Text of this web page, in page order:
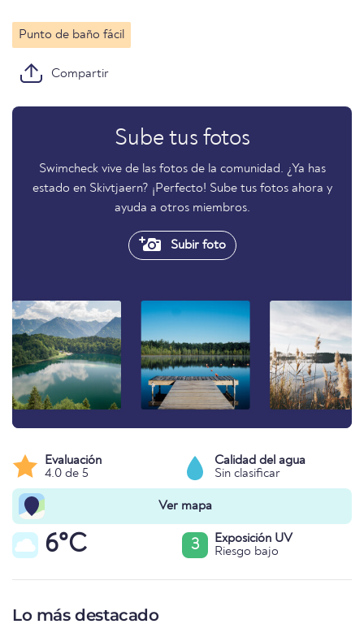
Punto de baño fácil
Compartir
Sube tus fotos
Swimcheck vive de las fotos de la comunidad. ¿Ya has
estado en Skivtjaern? ¡Perfecto! Sube tus fotos ahora y
ayuda a otros miembros.
Subir foto
Evaluación
4.0 de 5
Calidad del agua
Sin clasificar
Ver mapa
6°C 3
Exposición UV
Riesgo bajo
Lo más destacado